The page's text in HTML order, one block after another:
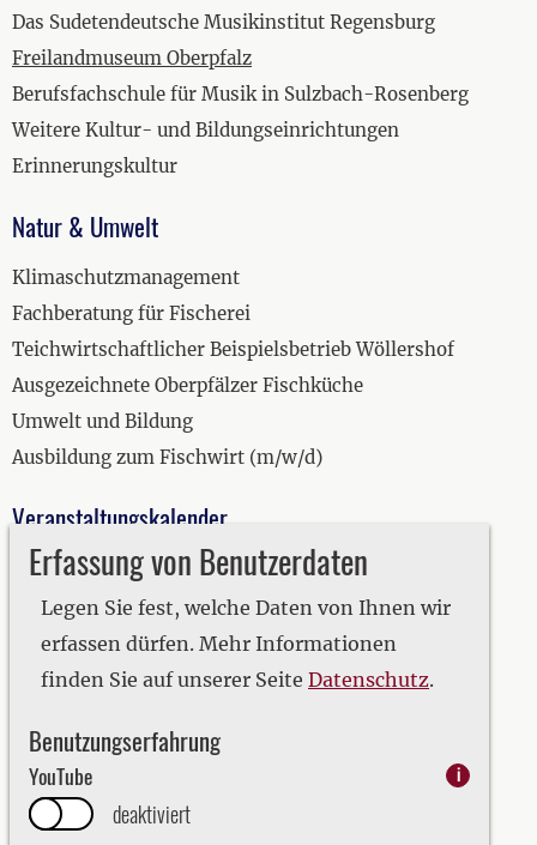
Erfassung von Benutzerdaten
Legen Sie fest, welche Daten von Ihnen wir
erfassen dürfen. Mehr Informationen
finden Sie auf unserer Seite Datenschutz.
Benutzungserfahrung
YouTube i
deaktiviert
Das Sudetendeutsche Musikinstitut Regensburg
Freilandmuseum Oberpfalz
Berufsfachschule für Musik in Sulzbach-Rosenberg
Weitere Kultur- und Bildungseinrichtungen
Erinnerungskultur
Natur & Umwelt
Klimaschutzmanagement
Fachberatung für Fischerei
Teichwirtschaftlicher Beispielsbetrieb Wöllershof
Ausgezeichnete Oberpfälzer Fischküche
Umwelt und Bildung
Ausbildung zum Fischwirt (m/w/d)
Veranstaltungskalender
2019
2020
2021
2022
2024
2025
2026